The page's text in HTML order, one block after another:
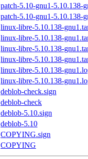
patch-5.10-gnu1-5.10.138-
patch-5.10-gnu1-5.10.138-
linux-libre-5.10.138-
linux-libre-5.10.138-
linux-libre-5.10.138-
linux-libre-5.10.138-
linux-libre-5.10.138-
linux-libre-5.10.138-
deblob-check.sign
deblob-check
deblob-5.10.sign
deblob-5.10
COPYING.sign
COPYING